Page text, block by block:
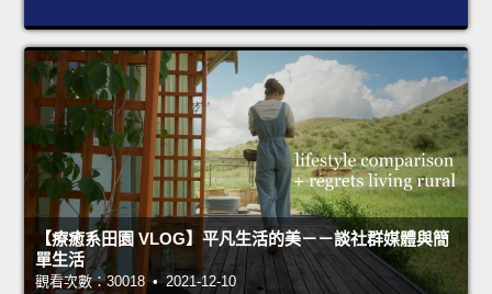
【療癒系田園 VLOG】平凡生活的美－－談社群媒體與簡
單生活
觀看次數：30018 • 2021-12-10